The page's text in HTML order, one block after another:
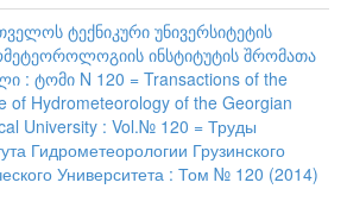
ტექნიკური უნივერსიტეტის
ინსტიტუტის შრომათა
: ტომი N 120 = Transactions of the
of Hydrometeorology of the Georgian
University : Vol.№ 120 = Труды
Гидрометеорологии Грузинского
Университета : Том № 120 (2014)